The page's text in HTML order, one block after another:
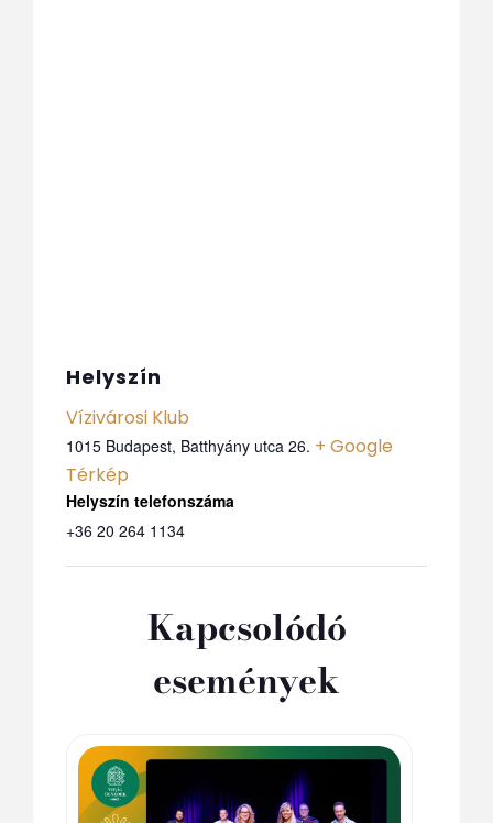
Helyszín
Vízivárosi Klub
1015 Budapest, Batthyány utca 26. + Google
Térkép
+36 20 264 1134
Kapcsolódó
események